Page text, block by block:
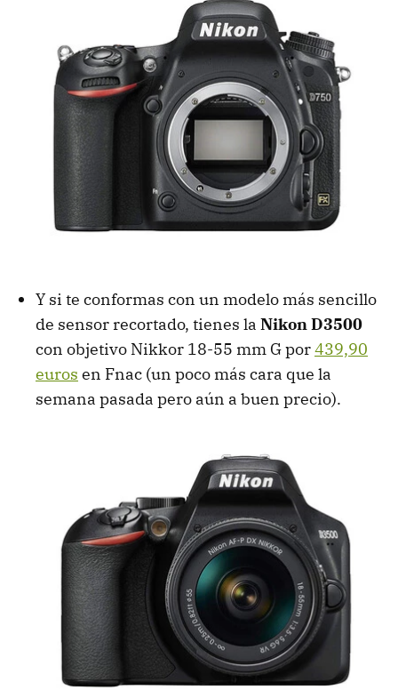
Y si te conformas con un modelo más sencillo
de sensor recortado, tienes la Nikon D3500
con objetivo Nikkor 18-55 mm G por439,90
euros en Fnac (un poco más cara que la
semana pasada pero aún a buen precio).